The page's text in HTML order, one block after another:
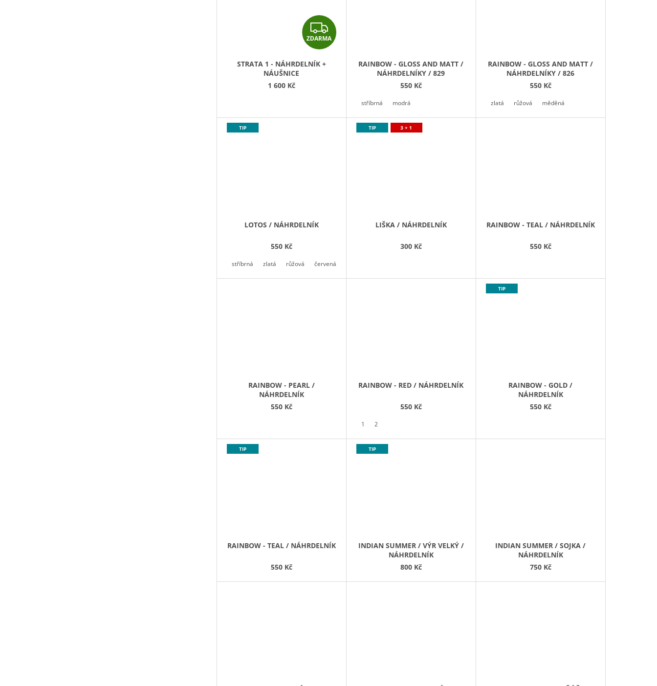
Z
D
A
ZDARMA
STRATA 1 - NÁHRDELNÍK +
NÁUŠNICE
1 600 Kč
RAINBOW - GLOSS AND MATT /
NÁHRDELNÍKY / 829
550 Kč
stříbrná modrá
RAINBOW - GLOSS AND MATT /
NÁHRDELNÍKY / 826
550 Kč
zlatá růžová měděná
TIP
LOTOS / NÁHRDELNÍK
550 Kč
stříbrná zlatá růžová červená
TIP 3 + 1
LIŠKA / NÁHRDELNÍK
300 Kč
RAINBOW - TEAL / NÁHRDELNÍK
550 Kč
RAINBOW - PEARL /
NÁHRDELNÍK
550 Kč
RAINBOW - RED / NÁHRDELNÍK
550 Kč
1 2
TIP
RAINBOW - GOLD /
NÁHRDELNÍK
550 Kč
TIP
RAINBOW - TEAL / NÁHRDELNÍK
550 Kč
TIP
INDIAN SUMMER / VÝR VELKÝ /
NÁHRDELNÍK
800 Kč
INDIAN SUMMER / SOJKA /
NÁHRDELNÍK
750 Kč